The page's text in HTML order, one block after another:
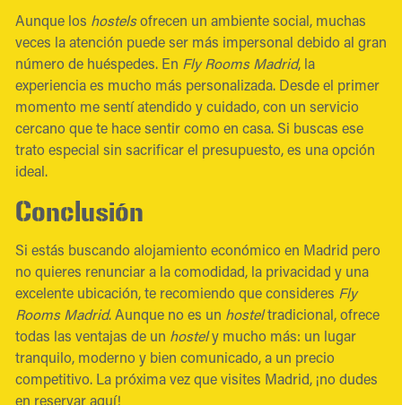
Aunque los hostelsofrecen un ambiente social, muchas
veces la atención puede ser más impersonal debido al gran
número de huéspedes. En Fly Rooms Madrid, la
experiencia es mucho más personalizada. Desde el primer
momento me sentí atendido y cuidado, con un servicio
cercano que te hace sentir como en casa. Si buscas ese
trato especial sin sacrificar el presupuesto, es una opción
ideal.
Conclusión
Si estás buscando alojamiento económico en Madrid pero
no quieres renunciar a la comodidad, la privacidad y una
excelente ubicación, te recomiendo que consideres Fly
Rooms Madrid. Aunque no es un hosteltradicional, ofrece
todas las ventajas de un hostely mucho más: un lugar
tranquilo, moderno y bien comunicado, a un precio
competitivo. La próxima vez que visites Madrid, ¡no dudes
en reservar aquí!